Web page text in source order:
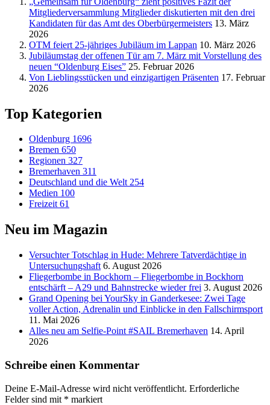
Mitgliederversammlung Mitglieder diskutierten mit den drei
Kandidaten für das Amt des Oberbürgermeisters 13. März
2026
OTM feiert 25-jähriges Jubiläum im Lappan 10. März 2026
Jubiläumstag der offenen Tür am 7. März mit Vorstellung des
neuen “Oldenburg Eises” 25. Februar 2026
Von Lieblingsstücken und einzigartigen Präsenten 17. Februar
2026
Top Kategorien
Oldenburg 1696
Bremen 650
Regionen 327
Bremerhaven 311
Deutschland und die Welt254
Medien 100
Freizeit61
Neu im Magazin
Versucht­er Totschlag in Hude: Mehrere Tatverdächtige in
Untersuchungshaft 6. August 2026
Fliegerbombe in Bockhorn – Fliegerbombe in Bockhorn
entschärft – A29 und Bahnstrecke wieder frei 3. August 2026
Grand Opening bei YourSky in Ganderkesee: Zwei Tage
voller Action, Adrenalin und Einblicke in den Fallschirmsport
11. Mai 2026
Alles neu am Selfie-Point #SAIL Bremerhaven 14. April
2026
Schreibe einen Kommentar
Deine E-Mail-Adresse wird nicht veröffentlicht. Erforderliche
Felder sind mit * markiert